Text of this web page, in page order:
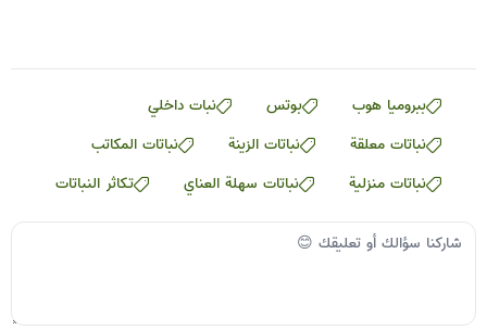
ببروميا هوب بوتس
نبات داخلي
نباتات معلقة
نباتات الزينة
نباتات المكاتب
نباتات منزلية
نباتات سهلة العناي تكاثر النباتات